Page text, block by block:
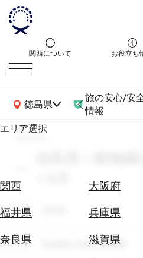
関西について お役立ち
徳島県
関西広域MAP
旅の安心/安
情報
エリア選択
関西 大阪府
福井県
兵庫県
奈良県
滋賀県
エ
券
テ
search
徳島県 × 動物
エリア
テーマ 動物園&水族館&植物園